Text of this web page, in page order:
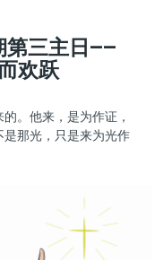
第三主日——
欢跃
。他来，是为作证，
那光，只是来为光作